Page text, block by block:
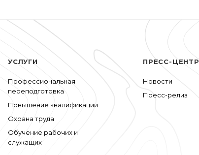
УСЛУГИ
Профессиональная
переподготовка
Повышение квалификации
Охрана труда
Обучение рабочих и
служащих
ПРЕСС-ЦЕНТР
Новости
Пресс-релиз